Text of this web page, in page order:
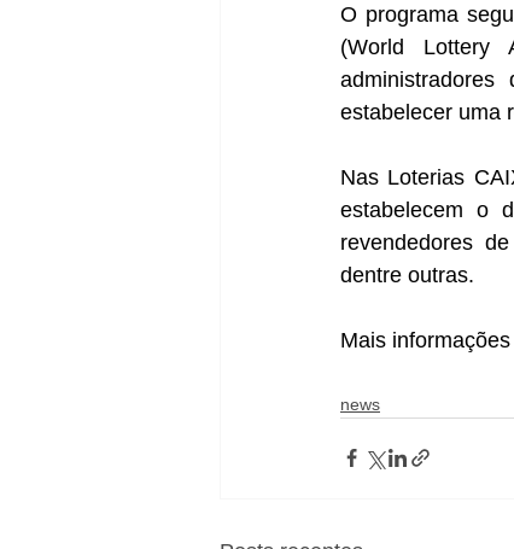
O programa
(World Lottery
estabelecer uma
Nas Loterias
estabelecem o
revendedores
dentre outras.
Mais
news